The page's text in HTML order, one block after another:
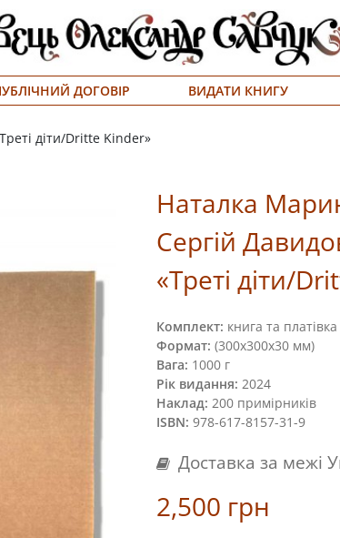
ДОГОВІР ВИДАТИ КНИГУ
діти/Dritte Kinder»
Наталка
Сергій
«Треті діти/
Комплект: книга та платівка
Формат: (300х300х30 мм)
Вага: 1000 г
Рік видання: 2024
Наклад: 200 примірників
ISBN: 978-617-8157-31-9
Доставка за межі
2,500 грн